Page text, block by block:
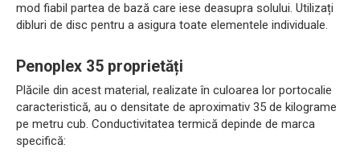
mod fiabil partea de bază care iese deasupra solului. Utilizați
dibluri de disc pentru a asigura toate elementele individuale.
Penoplex 35 proprietăți
Plăcile din acest material, realizate în culoarea lor portocalie
caracteristică, au o densitate de aproximativ 35 de kilograme
pe metru cub. Conductivitatea termică depinde de marca
specifică: